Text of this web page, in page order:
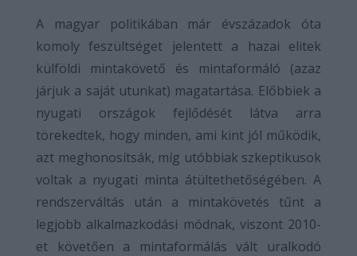
A magyar politikában már évszázadok óta
komoly feszültséget jelentett a hazai elitek
külföldi mintakövető és mintaformáló (azaz
járjuk a saját utunkat) magatartása. Előbbiek a
nyugati országok fejlődését látva arra
törekedtek, hogy minden, ami kint jól működik,
azt meghonosítsák, míg utóbbiak szkeptikusok
voltak a nyugati minta átültethetőségében. A
rendszerváltás után a mintakövetés tűnt a
legjobb alkalmazkodási módnak, viszont 2010-
et követően a mintaformálás vált uralkodó